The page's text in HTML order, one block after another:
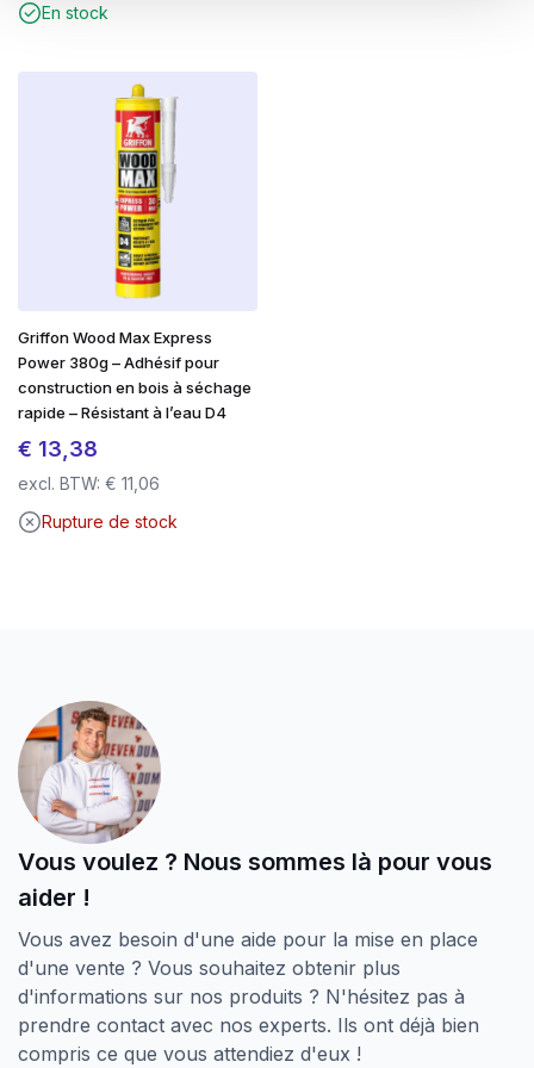
En stock
Griffon Wood Max Express
Power 380g – Adhésif pour
construction en bois à séchage
rapide – Résistant à l’eau D4
€ 13,38
excl. BTW: € 11,06
Rupture de stock
Vous voulez ? Nous sommes là pour vous
aider !
Vous avez besoin d'une aide pour la mise en place
d'une vente ? Vous souhaitez obtenir plus
d'informations sur nos produits ? N'hésitez pas à
prendre contact avec nos experts. Ils ont déjà bien
compris ce que vous attendiez d'eux !